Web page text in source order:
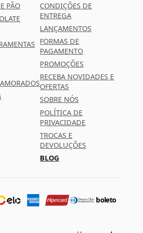
PÃO
CONDIÇÕES DE
ENTREGA
LANÇAMENTOS
FORMAS DE
PAGAMENTO
PROMOÇÕES
RECEBA NOVIDADES E
OFERTAS
SOBRE NÓS
POLÍTICA DE
PRIVACIDADE
TROCAS E
DEVOLUÇÕES
BLOG
boleto